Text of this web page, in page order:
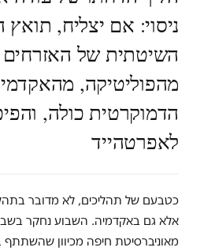
ניסוי: אם יצליח,
השיטתית של האזרחים
מהפוליטיקה,
הדמוקרטית כולה,
לאפרטהייד
כטבעם של תהליכים, לא מדובר
אלא גם באקדמיה. השבוע נחקר
מאוניברסיטת חיפה מכיוון